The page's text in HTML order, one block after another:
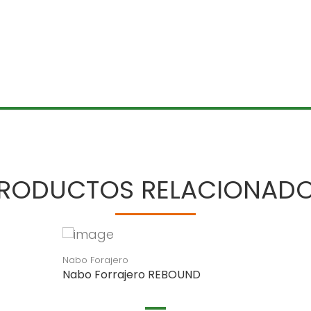
Nabo Forajero
Nabo Forrajero REBOUND